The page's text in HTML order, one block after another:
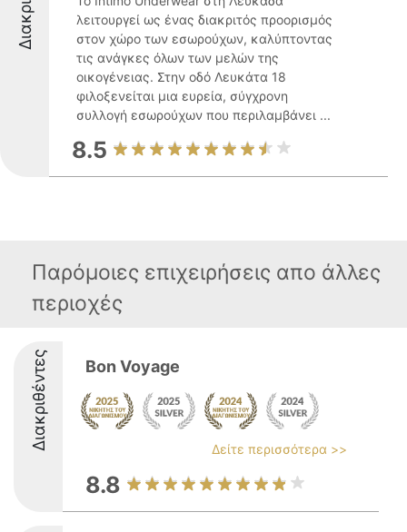
λειτουργεί ως ένας διακριτός προορισμός
στον χώρο των εσωρούχων, καλύπτοντας
τις ανάγκες όλων των μελών της
οικογένειας. Στην οδό Λευκάτα 18
φιλοξενείται μια ευρεία, σύγχρονη
συλλογή εσωρούχων που περιλαμβάνει ...
8.5
Παρόμοιες επιχειρήσεις απο άλλες
περιοχές
Διακριθέντες Bon Voyage
Δείτε περισσότερα >>
8.8